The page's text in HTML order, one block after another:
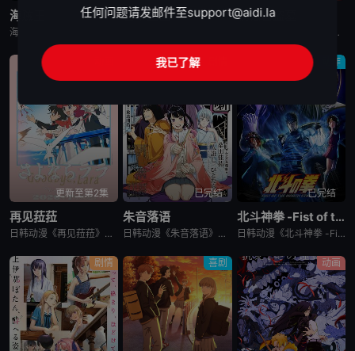
海贼王 日本三国 我独自盗墓
日韩动漫《我独自盗墓》又名：盗墓王,盗掘王,Tomb Raider King,トウクツオウ,도굴왕，讲述了：2025年，世界各处惊现古墓，获得墓中“宝物”之人便能获得先人的异能，全世界为获得宝物而疯狂
更新至第2集
再见菈菈
日韩动漫《再见菈菈》又名：Sayonara Lara,再见,劳拉,さよならララ，讲述了：昔々あるところに、ララという人魚のプリンセスがおりました。海の王である父と、姉たちに愛されて、すくすくと育ちまし
已完结
朱音落语
日韩动漫《朱音落语》又名：落语朱音,Akane-banashi,あかね噺，讲述了：朱音从小就非常崇拜身为落语家的父亲，经常在门后偷看父亲练习的模样。然而，父亲参加「真打」晋升测验却遭到无情地逐出师门之
动作
已完结
北斗神拳 -Fist of the North Star-
日韩动漫《北斗神拳 -Fist of the North Star-》又名：北⽃之拳 -Fist of the North Star-,北斗の拳 -FIST OF THE NORTH STAR-，讲述
剧情 喜剧 动画
任何问题请发邮件至support@aidi.la
我已了解